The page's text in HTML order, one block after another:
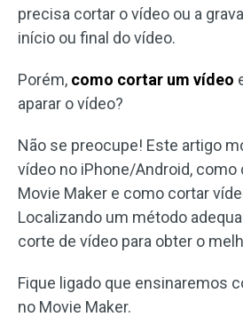
precisa cortar o vídeo ou a
início ou final do vídeo.
Porém, como cortar um vídeo
aparar o vídeo?
Não se preocupe! Este artigo
vídeo no iPhone/Android, como
Movie Maker e como cortar
Localizando um método
corte de vídeo para obter o
Fique ligado que ensinaremos
no Movie Maker.